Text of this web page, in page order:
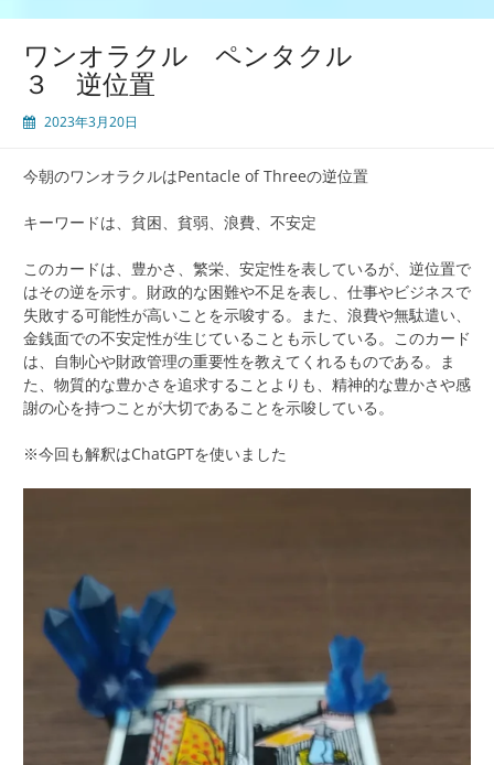
ワンオラクル ペンタクル
３ 逆位置
2023年3月20日
今朝のワンオラクルはPentacle of Threeの逆位置
キーワードは、貧困、貧弱、浪費、不安定
このカードは、豊かさ、繁栄、安定性を表しているが、逆位置で
はその逆を示す。財政的な困難や不足を表し、仕事やビジネスで
失敗する可能性が高いことを示唆する。また、浪費や無駄遣い、
金銭面での不安定性が生じていることも示している。このカード
は、自制心や財政管理の重要性を教えてくれるものである。ま
た、物質的な豊かさを追求することよりも、精神的な豊かさや感
謝の心を持つことが大切であることを示唆している。
※今回も解釈はChatGPTを使いました